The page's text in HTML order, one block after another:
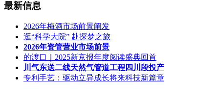
最新信息
2026年梅酒市场前景阐发
逛“科学大院” 赴探梦之旅
2026年资管营业市场前景
的渡口｜2025新京报年度阅读盛典回首
川气东送二线天然气管道工程四川段投产
专利手艺：驱动立异成长将来科技新篇章